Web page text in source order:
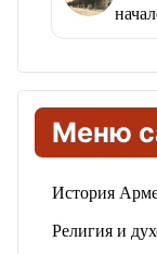
Меню
История
Религия и